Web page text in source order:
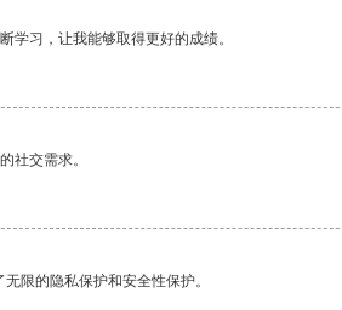
学习，让我能够取得更好的成绩。
社交需求。
限的隐私保护和安全性保护。